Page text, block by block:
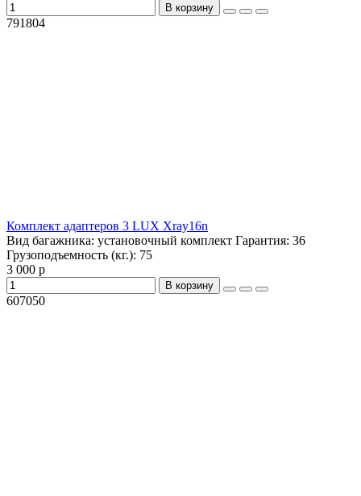
В корзину
791804
Комплект адаптеров 3 LUX Xray16n
Вид багажника: установочный комплект Гарантия: 36
Грузоподъемность (кг.): 75
3 000 р
В корзину
607050